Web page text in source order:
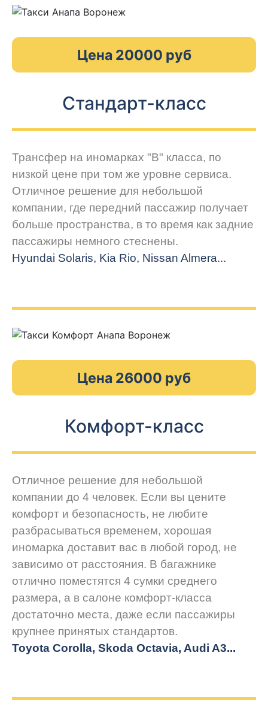
Цена 20000 руб
Стандарт-класс
Трансфер на иномарках "В" класса, по
низкой цене при том же уровне сервиса.
Отличное решение для небольшой
компании, где передний пассажир получает
больше пространства, в то время как задние
пассажиры немного стеснены.
Hyundai Solaris, Kia Rio, Nissan Almera...
Цена 26000 руб
Комфорт-класс
Отличное решение для небольшой
компании до 4 человек. Если вы цените
комфорт и безопасность, не любите
разбрасываться временем, хорошая
иномарка доставит вас в любой город, не
зависимо от расстояния. В багажнике
отлично поместятся 4 сумки среднего
размера, а в салоне комфорт-класса
достаточно места, даже если пассажиры
крупнее принятых стандартов.
Toyota Corolla, Skoda Octavia, Audi A3...